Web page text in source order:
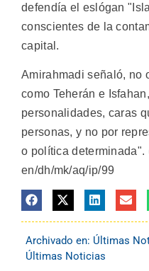
defendía el eslógan
conscientes de la
capital.
Amirahmadi señaló, no
como Teherán e
personalidades, caras
personas, y no por
o política determinada".
en/dh/mk/aq/ip/99
Archivado en: Últimas
Últimas Noticias